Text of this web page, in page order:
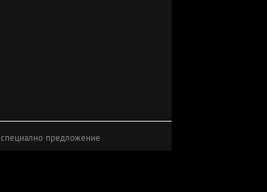
специално предложение